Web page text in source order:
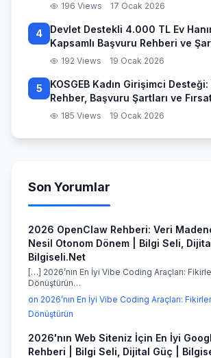
196 Views 17 Ocak 2026
4
Devlet Destekli 4.000 TL Ev
Kapsamlı Başvuru Rehberi ve
192 Views 19 Ocak 2026
5
KOSGEB Kadın Girişimci Desteği:
Rehber, Başvuru Şartları ve
185 Views 19 Ocak 2026
Son Yorumlar
2026 OpenClaw Rehberi: Veri
Nesil Otonom Dönem | Bilgi Seli,
Bilgiseli.Net
[…] 2026’nın En İyi Vibe Coding Araçları:
Dönüştürün…
on 2026’nın En İyi Vibe Coding Araçları:
Dönüştürün
2026'nın Web Siteniz İçin En İyi
Rehberi | Bilgi Seli, Dijital Güç |